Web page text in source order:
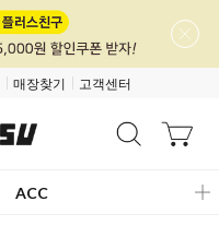
매장찾기 고객센터
ACC